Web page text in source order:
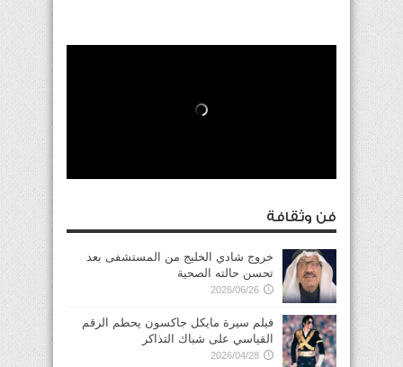
فن وثقافة
خروج شادي الخليج من المستشفى بعد
تحسن حالته الصحية
2026/06/26
فيلم سيرة مايكل جاكسون يحطم الرقم
القياسي على شباك التذاكر
2026/04/28